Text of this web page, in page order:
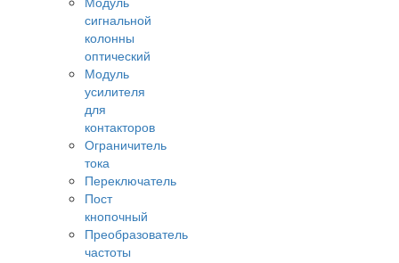
сигнальной
колонны
оптический
Модуль
усилителя
для
контакторов
Ограничитель
тока
Переключатель
Пост
кнопочный
Преобразователь
частоты